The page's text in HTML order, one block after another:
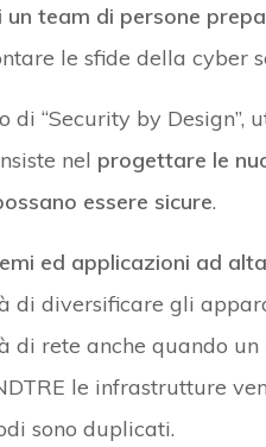
un team di persone
le sfide della cyber
di “Security by Design”,
nel progettare le
essere sicure.
ed applicazioni ad
di diversificare gli
di rete anche quando
le infrastrutture
sono duplicati.